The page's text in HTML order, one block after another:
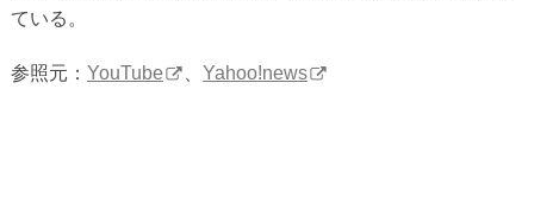
ている。
参照元： YouTube 、Yahoo!news